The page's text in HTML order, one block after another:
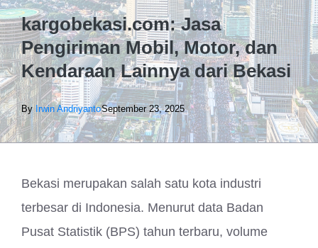
kargobekasi.com: Jasa
Pengiriman Mobil, Motor, dan
Kendaraan Lainnya dari Bekasi
By Irwin AndriyantoSeptember 23, 2025
Bekasi merupakan salah satu kota industri
terbesar di Indonesia. Menurut data Badan
Pusat Statistik (BPS) tahun terbaru, volume